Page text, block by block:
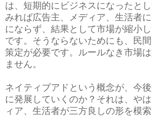
は、短期的にビジネスになったと
みれば広告主、メディア、生活者
にならず、結果として市場が縮小
です。 そうならないためにも、民
策定が必要です。ルールなき市場
ません。
ネイティブアドという概念が、今
に発展していくのか？それは、や
ィア、生活者が三方良しの形を模